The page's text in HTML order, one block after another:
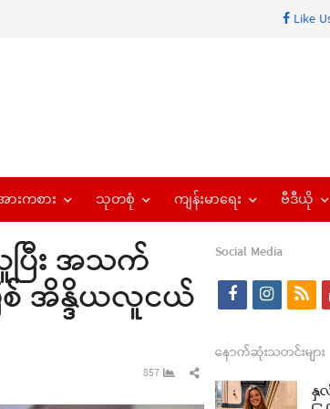
Like
ားကစား သုတစုံ ကျန်းမာရေး ဗီဒီယို
ပြီး အသက်
စ် အိန္ဒိယလူငယ်
857
Share
this
Social Media
f
c
e
i
s
t
r
s
နောက်ဆုံးသတင်းများ
နှ